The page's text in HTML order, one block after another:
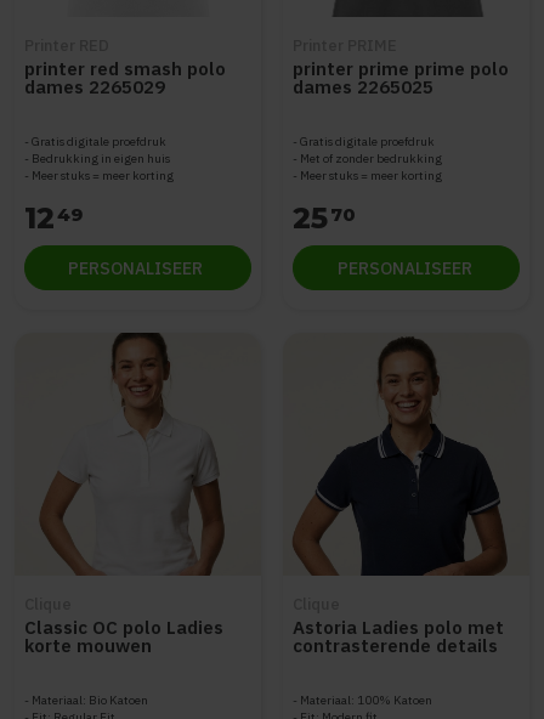
printer red smash polo
dames 2265029
Gratis digitale proefdruk
Bedrukking in eigen huis
Meer stuks = meer korting
1249
PERSONALISEER
printer prime prime polo
dames 2265025
Gratis digitale proefdruk
Met of zonder bedrukking
Meer stuks = meer korting
2570
PERSONALISEER
Classic OC polo Ladies
korte mouwen
Materiaal: Bio Katoen
Astoria Ladies polo met
contrasterende details
Materiaal: 100% Katoen